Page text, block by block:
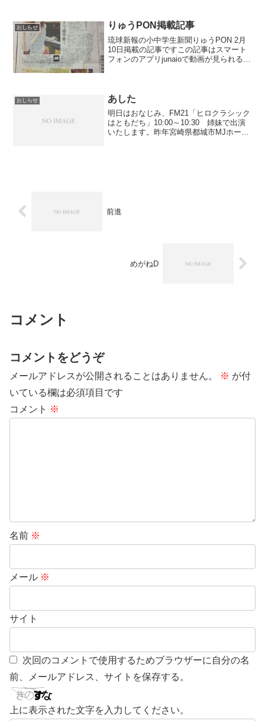
日(10月24日)14〜...
おしらせ りゅうPON掲載記事
琉球新報の小中学生新聞りゅうPON 2月
10日掲載の記事ですこの記事はスマート
フォンのアプリjunaioで動画が見られる仕
し… 写真...
おしらせ あした
明日はおなじみ、FM21「ヒロクラシック
はともだち」10:00～10:30 姉妹で出演
いたします。昨年宮崎県都城市MJホール
前進
めがねD
コメント
コメントをどうぞ
メールアドレスが公開されることはありません。 ※ が付
いている欄は必須項目です
コメント ※
名前 ※
メール ※
サイト
次回のコメントで使用するためブラウザーに自分の名
前、メールアドレス、サイトを保存する。
上に表示された文字を入力してください。